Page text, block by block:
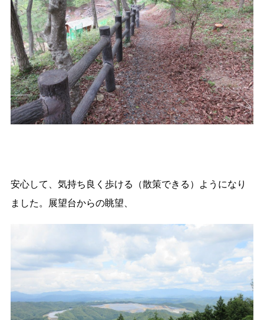
安心して、気持ち良く歩ける（散策できる）ようになり
ました。展望台からの眺望、